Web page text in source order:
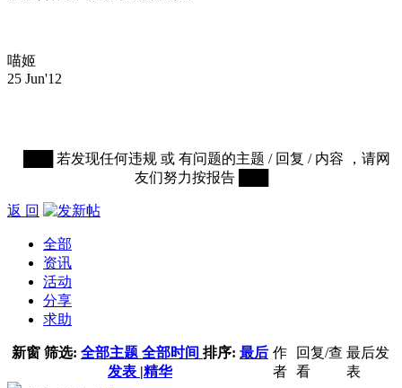
喵姬
25 Jun'12
███ 若发现任何违规 或 有问题的主题 / 回复 / 内容 ，请网
友们努力按报告 ███
返 回
全部
资讯
活动
分享
求助
新窗 筛选: 全部主题 全部时间 排序: 最后
发表 |精华
作
者
回复/查
看
最后发
表